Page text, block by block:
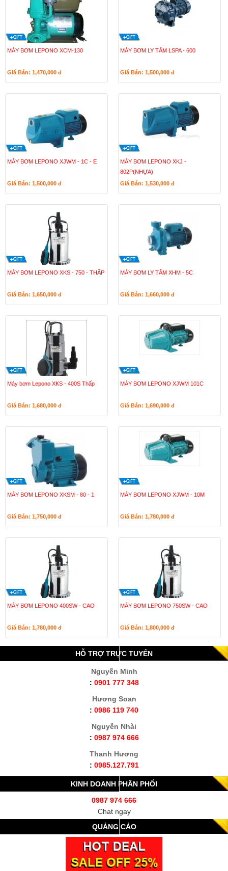
MÁY BƠM LEPONO XCM-130
Giá Bán: 1,470,000 đ
MÁY BƠM LY TÂM LSPA - 600
Giá Bán: 1,500,000 đ
MÁY BƠM LEPONO XJWM - 1C - E
Giá Bán: 1,500,000 đ
MÁY BƠM LEPONO XKJ -
802P(NHỰA)
Giá Bán: 1,530,000 đ
MÁY BƠM LEPONO XKS - 750 - THẤP
Giá Bán: 1,650,000 đ
MÁY BƠM LY TÂM XHM - 5C
Giá Bán: 1,660,000 đ
Máy bơm Lepono XKS - 400S Thấp
Giá Bán: 1,680,000 đ
MÁY BƠM LEPONO XJWM 101C
Giá Bán: 1,690,000 đ
MÁY BƠM LEPONO XKSM - 80 - 1
Giá Bán: 1,750,000 đ
MÁY BƠM LEPONO XJWM - 10M
Giá Bán: 1,780,000 đ
MÁY BƠM LEPONO 400SW - CAO
Giá Bán: 1,780,000 đ
MÁY BƠM LEPONO 750SW - CAO
Giá Bán: 1,800,000 đ
HỖ TRỢ TRỰC TUYẾN
Nguyễn Minh
: 0901 777 348
Hương Soan
: 0986 119 740
Nguyễn Nhài
: 0987 974 666
Thanh Hương
: 0985.127.791
KINH DOANH PHÂN PHỐI
0987 974 666
Chat ngay
QUẢNG CÁO